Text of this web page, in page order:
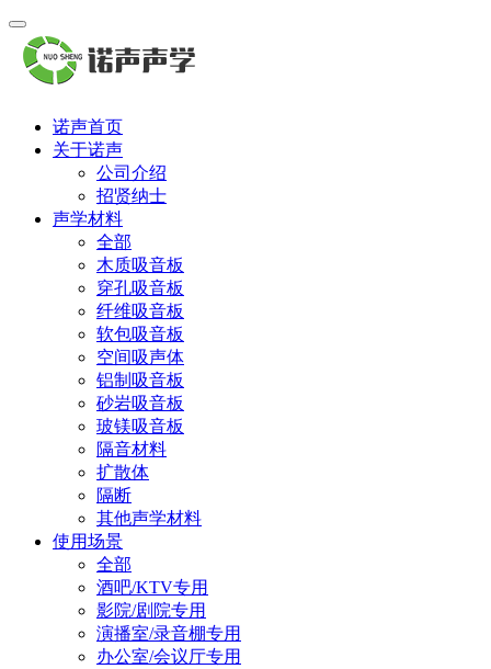
诺声首页
关于诺声
公司介绍
招贤纳士
声学材料
全部
木质吸音板
穿孔吸音板
纤维吸音板
软包吸音板
空间吸声体
铝制吸音板
砂岩吸音板
玻镁吸音板
隔音材料
扩散体
隔断
其他声学材料
使用场景
全部
酒吧/KTV专用
影院/剧院专用
演播室/录音棚专用
办公室/会议厅专用